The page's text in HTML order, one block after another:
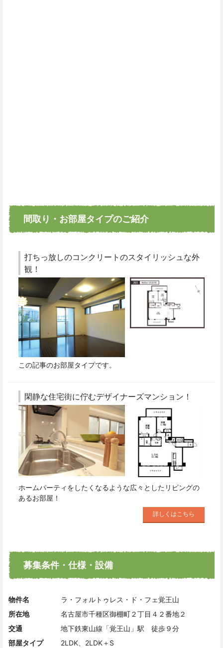
間取り・お部屋タイプのご紹介
打ちっ放しのコンクリートのスタイリッシュな外
観！
この記事のお部屋タイプです。
閑静な住宅街に佇むデザイナーズマンション！
ホームパーティをしたくなるような広々としたリビングの
あるお部屋！
詳しくはこちら
募集条件・仕様・設備
物件名
ラ・フォルトゥレス・ド・フェ覚王山
所在地
名古屋市千種区御棚町２丁目４２番地２
交通
地下鉄東山線「覚王山」駅 徒歩９分
部屋タイプ
2LDK、2LDK＋S